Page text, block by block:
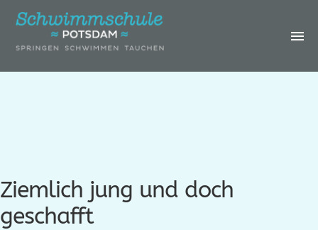
GALERIE
Ziemlich jung und doch
geschafft